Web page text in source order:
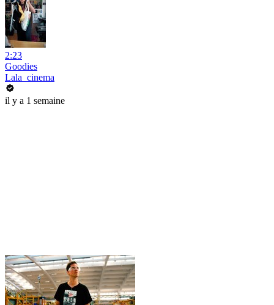
2:23
Goodies
Lala_cinema
il y a 1 semaine